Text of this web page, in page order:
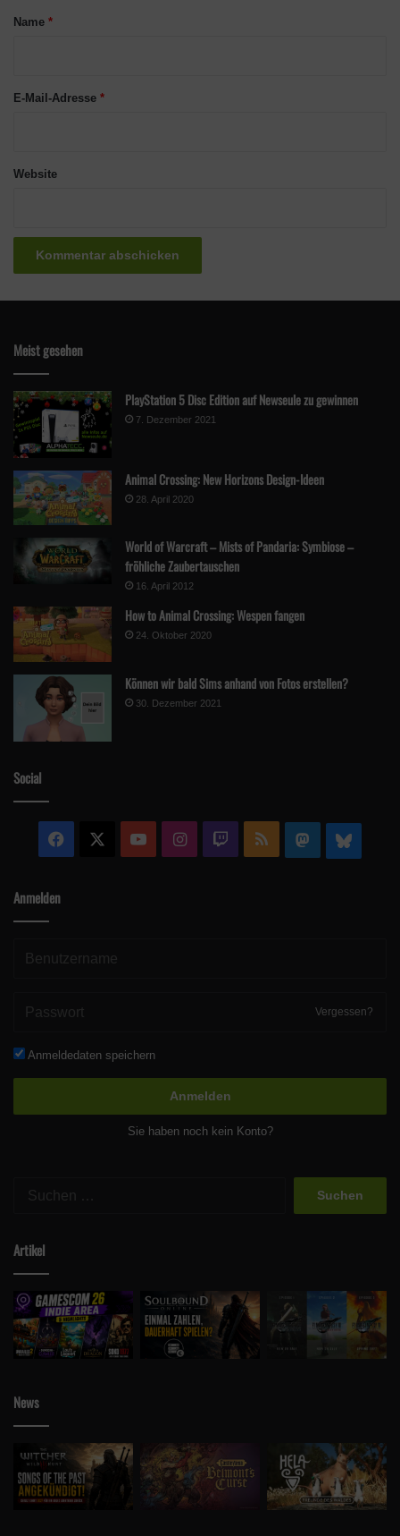
aName *
E-Mail-Adresse *
Website
Meist gesehen
PlayStation 5 Disc Edition auf Newseule zu gewinnen
7. Dezember 2021
Animal Crossing: New Horizons Design-Ideen
28. April 2020
World of Warcraft – Mists of Pandaria: Symbiose –
fröhliche Zaubertauschen
16. April 2012
How to Animal Crossing: Wespen fangen
24. Oktober 2020
Können wir bald Sims anhand von Fotos erstellen?
30. Dezember 2021
Social
Facebook YouTubeInstagram
Twitch RSS Mastodon
Anmelden
Vergessen?
Anmeldedaten speichern
Anmelden
Sie haben noch kein Konto?
Artikel
News